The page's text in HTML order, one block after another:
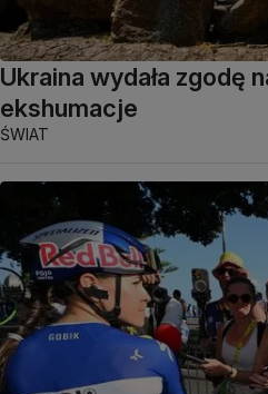
Ukraina wydała zgodę
ekshumacje
ŚWIAT